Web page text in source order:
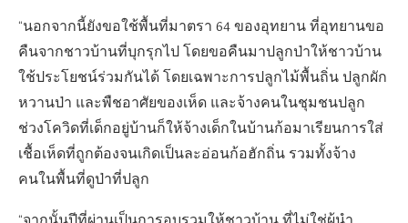
“นอกจากนี้ยังขอใช้พื้นที่มาตรา 64 ของอุทยาน ที่อุทยานขอ
คืนจากชาวบ้านที่บุกรุกไป โดยขอคืนมาปลูกป่าให้ชาวบ้าน
ใช้ประโยชน์ร่วมกันได้ โดยเฉพาะการปลูกไม้พื้นถิ่น ปลูกผัก
หวานป่า และพืชอาศัยของเห็ด และจ้างคนในชุมชนปลูก
ช่วงโควิดที่เด็กอยู่บ้านก็ให้จ้างเด็กในบ้านก้อมาเรียนการใส่
เชื้อเห็ดที่ถูกต้องจนเกิดเป็นละอ่อนก้อฮักถิ่น รวมทั้งจ้าง
คนในพื้นที่ดูป่าที่ปลูก